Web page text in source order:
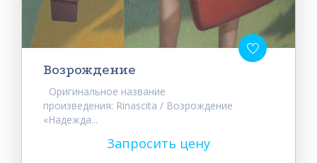
Возрождение
Оригинальное название
произведения: Rinascita / Возрождение
«Надежда...
Запросить цену